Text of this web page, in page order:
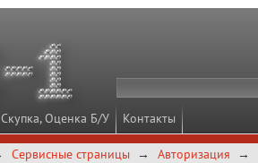
Скупка, Оценка Б/У Контакты
Сервисные страницы
Авторизация